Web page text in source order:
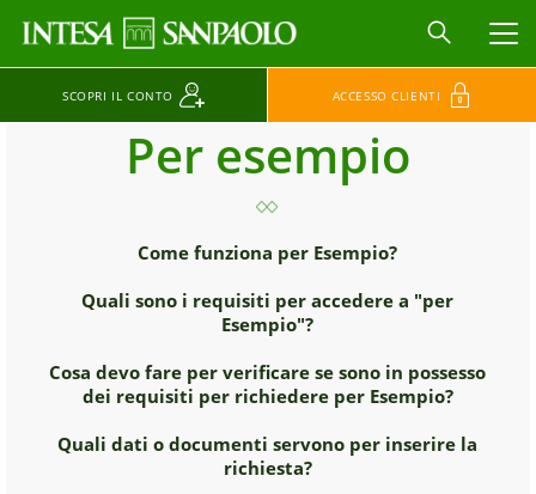
SCOPRI IL CONTO ACCESSO CLIENTI
Per esempio
Come funziona per Esempio?
Quali sono i requisiti per accedere a "per
Esempio"?
Cosa devo fare per verificare se sono in possesso
dei requisiti per richiedere per Esempio?
Quali dati o documenti servono per inserire la
richiesta?